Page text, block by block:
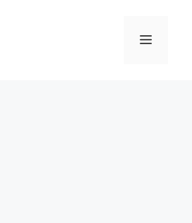
메